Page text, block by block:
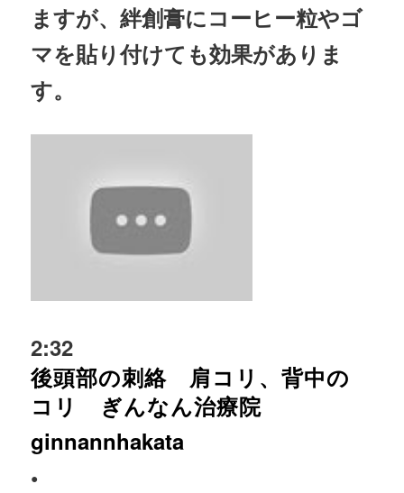
ますが、絆創膏にコーヒー粒やゴ
マを貼り付けても効果がありま
す。
2:32
後頭部の刺絡 肩コリ、背中の
コリ ぎんなん治療院
ginnannhakata
•